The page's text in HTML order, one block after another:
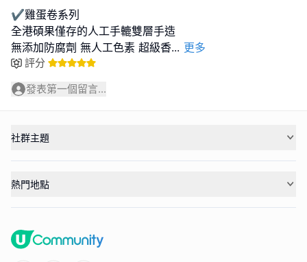
✔️雞蛋卷系列
全港碩果僅存的人工手轆雙層手造
無添加防腐劑 無人工色素 超級香... 更多
評分
發表第一個留言...
社群主題
熱門地點